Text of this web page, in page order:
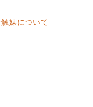
媒について